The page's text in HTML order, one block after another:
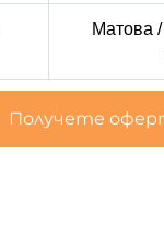
Матова
Получете